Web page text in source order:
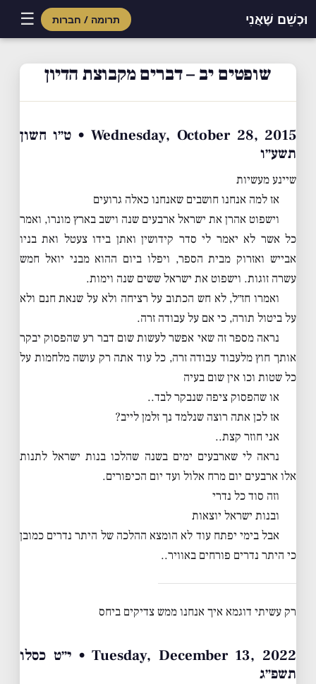
וּכְשֵׁם שֶׁאֲנִי תרומה / חברות ☰
שופטים יב – דברים מקבוצת הדיון
Wednesday, October 28, 2015 • ט״ו חשון
תשע״ו
שיינע מעשיות
אז למה אנחנו חושבים שאנחנו כאלה גרועים
וישפוט אהרן את ישראל ארבעים שנה וישב בארץ מונרו, ואמר
כל אשר לא יאמר לי סדר קידושין ואתן בידו צעטל ואת בניו
אבייש ואזרוק מבית הספר, ויפלו ביום ההוא מבני יואל חמש
עשרה זוגות. וישפוט את ישראל ששים שנה וימות.
ואמרו חז״ל, לא חש הכתוב על רציחה ולא על שנאת חנם ולא
על ביטול תורה, כי אם על עבודה זרה.
נראה מספר זה שאי אפשר לעשות שום דבר רע שהפסוק יבקר
אותך חוץ מלעבוד עבודה זרה, כל עוד אתה רק עושה מלחמות על
כל שטות וכו אין שום בעיה
או שהפסוק ציפה שנבקר לבד..
אז לכן אתה רוצה שנלמד נך זלמן לייב?
אני חוזר קצת..
נראה לי שארבעים ימים בשנה שהלכו בנות ישראל לתנות
אלו ארבעים יום מרח אלול ועד יום הכיפורים.
וזה סוד כל נדרי
ובנות ישראל יוצאות
אבל בימי יפתח עוד לא הומצא ההלכה של היתר נדרים כמובן
כי היתר נדרים פורחים באוויר..
רק עשיתי דוגמא איך אנחנו ממש צדיקים ביחס
Tuesday, December 13, 2022 • י״ט כסלו
תשפ״ג